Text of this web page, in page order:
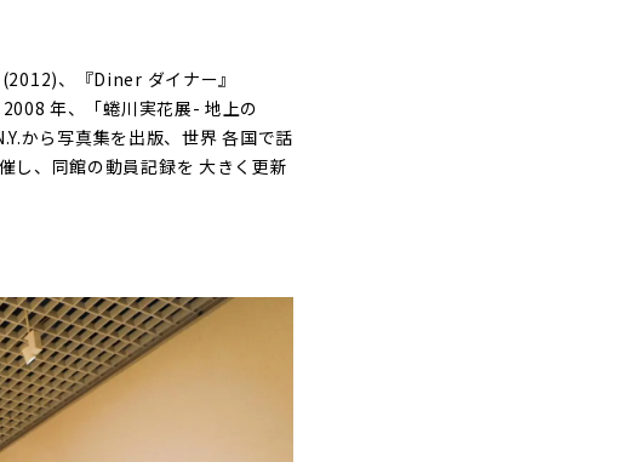
、『Diner ダイナー』
年、「蜷川実花展- 地上の
から写真集を出版、世界 各国で話
し、同館の動員記録を 大きく更新